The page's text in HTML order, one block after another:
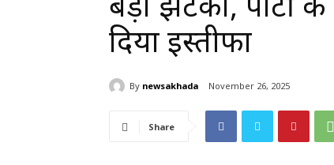
दिया इस्तीफा
By newsakhada November 26, 2025
Share